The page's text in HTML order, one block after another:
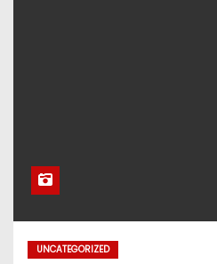
UNCATEGORIZED